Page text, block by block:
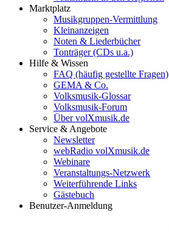
Marktplatz
Musikgruppen-Vermittlung
Kleinanzeigen
Noten & Liederbücher
Tonträger (CDs u.a.)
Hilfe & Wissen
FAQ (häufig gestellte Fragen)
GEMA & Co.
Volksmusik-Glossar
Volksmusik-Forum
Über volXmusik.de
Service & Angebote
Newsletter
webRadio volXmusik.de
Webinare
Veranstaltungs-Netzwerk
Weiterführende Links
Gästebuch
Benutzer-Anmeldung